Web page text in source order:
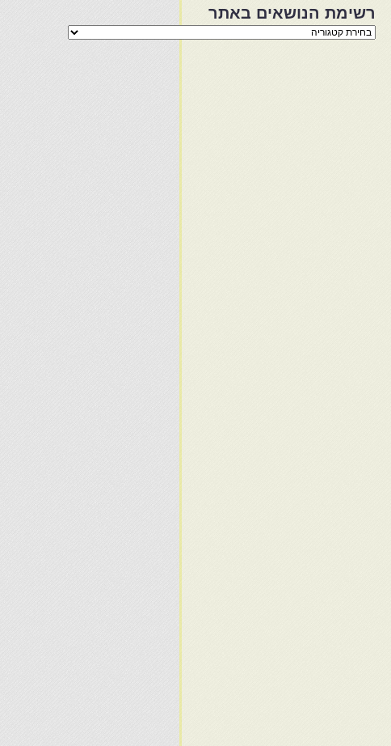
רשימת הנושאים באתר
רשימת
הנושאים